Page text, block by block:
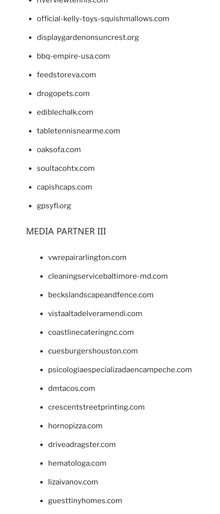
official-kelly-toys-squishmallows.com
displaygardenonsuncrest.org
bbq-empire-usa.com
feedstoreva.com
drogopets.com
ediblechalk.com
tabletennisnearme.com
oaksofa.com
soultacohtx.com
capishcaps.com
gpsyfl.org
MEDIA PARTNER III
vwrepairarlington.com
cleaningservicebaltimore-md.com
beckslandscapeandfence.com
vistaaltadelveramendi.com
coastlinecateringnc.com
cuesburgershouston.com
psicologiaespecializadaencampeche.com
dmtacos.com
crescentstreetprinting.com
hornopizza.com
driveadragster.com
hematologa.com
lizaivanov.com
guesttinyhomes.com